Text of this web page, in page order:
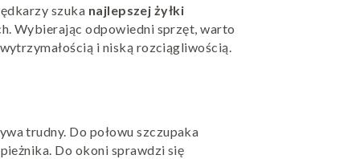
szuka najlepszej żyłki
Wybierając odpowiedni sprzęt, warto
i niską rozciągliwością.
trudny. Do połowu szczupaka
Do okoni sprawdzi się